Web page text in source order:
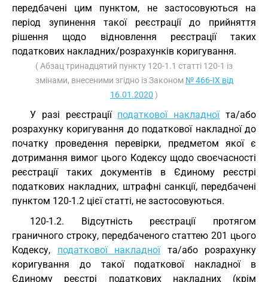
передбачені цим пунктом, не застосовуються на
період зупинення такої реєстрації до прийняття
рішення щодо відновлення реєстрації таких
податкових накладних/розрахунків коригування.
( Абзац тринадцятий пункту 120-1.1 статті 120-1 із
змінами, внесеними згідно із Законом № 466-IX від
16.01.2020 )
У разі реєстрації податкової накладноїта/або
розрахунку коригування до податкової накладної до
початку проведення перевірки, предметом якої є
дотримання вимог цього Кодексу щодо своєчасності
реєстрації таких документів в Єдиному реєстрі
податкових накладних, штрафні санкції, передбачені
пунктом 120-1.2 цієї статті, не застосовуються.
120-1.2. Відсутність реєстрації протягом
граничного строку, передбаченого статтею 201 цього
Кодексу, податкової накладноїта/або розрахунку
коригування до такої податкової накладної в
Єдиному реєстрі податкових накладних (крім